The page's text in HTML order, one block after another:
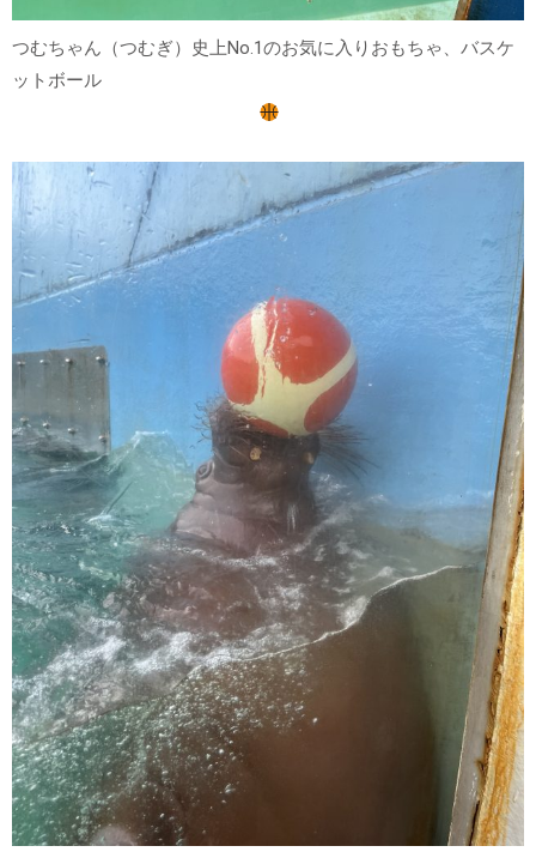
つむちゃん（つむぎ）史上No.1のお気に入りおもちゃ、バスケ
ットボール